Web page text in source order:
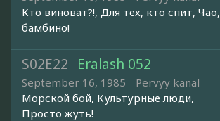
Кто виноват?!, Для тех, кто спит, Чао,
бамбино!
S02E22 Eralash 052
September 16, 1985
Pervyy kanal
Морской бой, Культурные люди,
Просто жуть!